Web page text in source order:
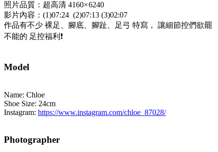
照片品質：超高清 4160× 6240
影片內容：(1)07:24 (2)07:13 (3)02:07
作品有不少 裸足、腳底、腳趾、足弓 特寫， 讓細節控們欲罷
不能的 足控福利❗️
Model
Name: Chloe
Shoe Size: 24cm
Instagram: https://www.instagram.com/chloe_87028/
Photographer